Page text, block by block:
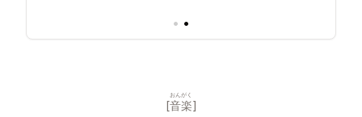
• •
[音楽
おんがく
]